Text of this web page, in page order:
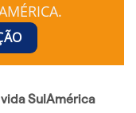
SulAmérica